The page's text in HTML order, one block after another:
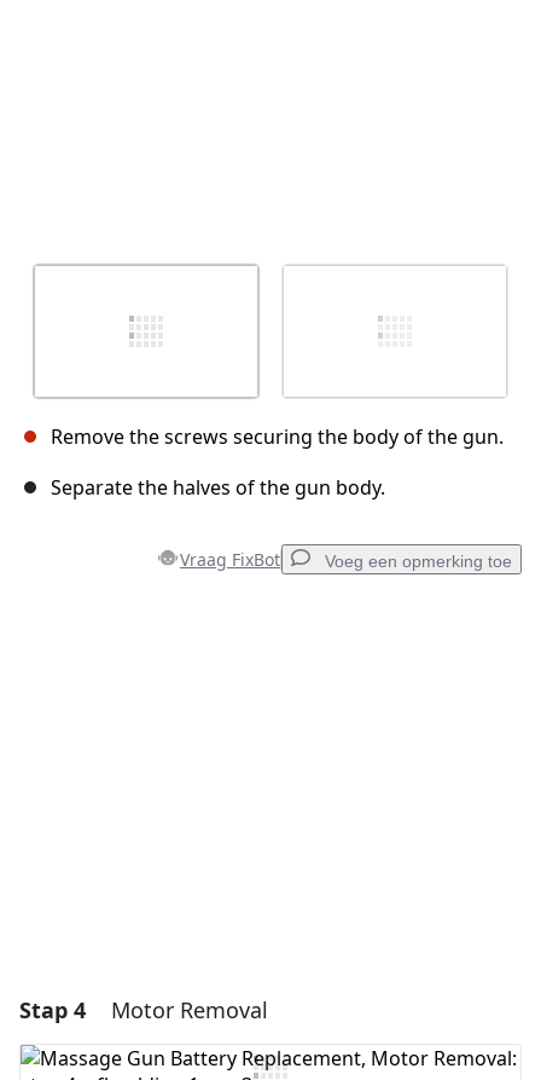
Remove the screws securing the body of the gun.
Separate the halves of the gun body.
Vraag FixBot Voeg een opmerking toe
Stap 4 Motor Removal